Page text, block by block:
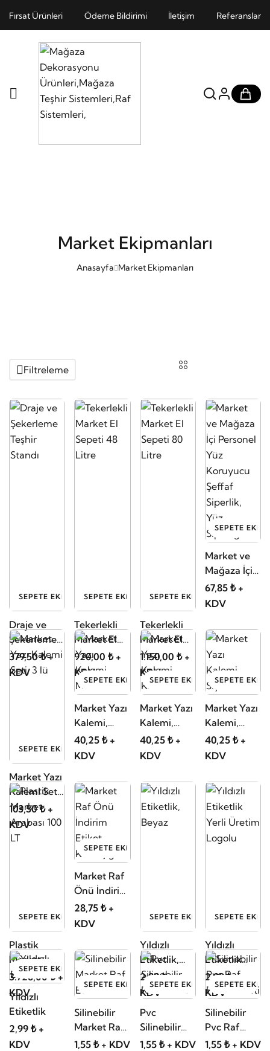
Fırsat Ürünleri Ödeme Bildirimi İletişim Referanslar
Market Ekipmanları
Anasayfa Market Ekipmanları
Filtreleme
SEPETE EKLE
Draje ve
Şekerleme
Teşhir
Standı
379,50 ₺ +
KDV
SEPETE EKLE
Tekerlekli
Market El
Sepeti 48
Litre
920,00 ₺ +
KDV
SEPETE EKLE
Tekerlekli
Market El
Sepeti 80
Litre
1.150,00 ₺ +
KDV
SEPETE EKLE
Market ve
Mağaza İçi
Personel
Yüz
Şeffaf
Siperlik, Yüz
Siperliği
67,85 ₺ +
KDV
SEPETE EKLE
Market Yazı
Kalemi Seti,
3 lü
103,50 ₺ +
KDV
SEPETE EKLE
Market Yazı
Kalemi,
Mavi
40,25 ₺ +
KDV
SEPETE EKLE
Market Yazı
Kalemi,
Kırmızı
40,25 ₺ +
KDV
SEPETE EKLE
Market Yazı
Kalemi,
Siyah
40,25 ₺ +
KDV
SEPETE EKLE
Plastik
Market
Arabası 100
LT
3.726,00 ₺ +
KDV
SEPETE EKLE
Market Raf
Önü İndirim
Etiket
Kulakçığı
28,75 ₺ +
KDV
SEPETE EKLE
Yıldızlı
Etiketlik,
Beyaz
2,99 ₺ +
KDV
SEPETE EKLE
Yıldızlı
Etiketlik
Yerli Üretim
Logolu
2,99 ₺ +
KDV
SEPETE EKLE
Yıldızlı
Etiketlik
2,99 ₺ +
KDV
SEPETE EKLE
Silinebilir
Market Raf
Etiketi
1,55 ₺ + KDV
SEPETE EKLE
Pvc
Silinebilir
Raf Etiketi
1,55 ₺ + KDV
SEPETE EKLE
Silinebilir
Pvc Raf
Fiyat Etiketi
1,55 ₺ + KDV